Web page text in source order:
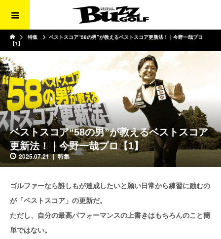
特集
ベストスコア“58の男”が教えるベストスコア更新法！｜今野一哉プロ
【1】
ベストスコア“58の男”が教えるベストスコア
更新法！｜今野一哉プロ【1】
2025.07.21 特集
ゴルファーなら誰しもが達成したいと願い日常から練習に励むの
が「ベストスコア」の更新だ。
ただし、自分の最高パフォーマンスの上書きはもちろんのこと簡
単ではない。